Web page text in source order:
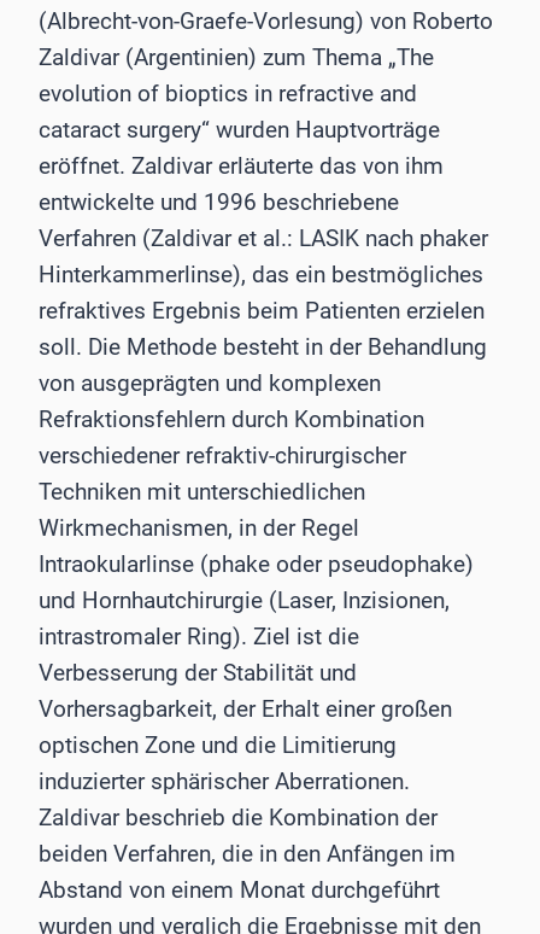
(Albrecht-von-Graefe-Vorlesung) von Roberto
Zaldivar (Argentinien) zum Thema „The
evolution of bioptics in refractive and
cataract surgery“ wurden Hauptvorträge
eröffnet. Zaldivar erläuterte das von ihm
entwickelte und 1996 beschriebene
Verfahren (Zaldivar et al.: LASIK nach phaker
Hinterkammerlinse), das ein bestmögliches
refraktives Ergebnis beim Patienten erzielen
soll. Die Methode besteht in der Behandlung
von ausgeprägten und komplexen
Refraktionsfehlern durch Kombination
verschiedener refraktiv-chirurgischer
Techniken mit unterschiedlichen
Wirkmechanismen, in der Regel
Intraokularlinse (phake oder pseudophake)
und Hornhautchirurgie (Laser, Inzisionen,
intrastromaler Ring). Ziel ist die
Verbesserung der Stabilität und
Vorhersagbarkeit, der Erhalt einer großen
optischen Zone und die Limitierung
induzierter sphärischer Aberrationen.
Zaldivar beschrieb die Kombination der
beiden Verfahren, die in den Anfängen im
Abstand von einem Monat durchgeführt
wurden und verglich die Ergebnisse mit den